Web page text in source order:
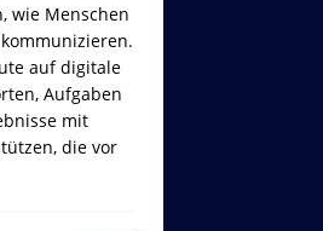
wie Menschen
auf digitale
Aufgaben
mit
die vor